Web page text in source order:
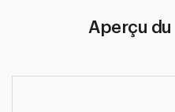
Aperçu